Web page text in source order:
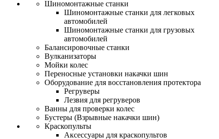
Шиномонтажные станки
Шиномонтажные станки для легковых
автомобилей
Шиномонтажные станки для грузовых
автомобилей
Балансировочные станки
Вулканизаторы
Мойки колес
Переносные установки накачки шин
Оборудование для восстановления протектора
Регруверы
Лезвия для регруверов
Ванны для проверки колес
Бустеры (Взрывные накачки шин)
Краскопульты
Аксессуары для краскопультов